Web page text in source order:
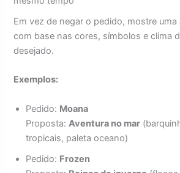
Em vez de negar o pedido, mostre uma
com base nas cores, símbolos e clima
desejado.
Exemplos:
Pedido: Moana
Proposta:Aventura no mar
tropicais, paleta oceano)
Pedido: Frozen